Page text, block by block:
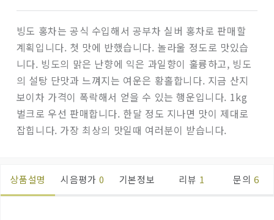
빙도 홍차는 공식 수입해서 공부차 실버 홍차로 판매할
계획입니다. 첫 맛에 반했습니다. 놀라울 정도로 맛있습
니다. 빙도의 맑은 난향에 익은 과일향이 훌륭하고, 빙도
의 설탕 단맛과 느껴지는 여운은 황홀합니다. 지금 산지
보이차 가격이 폭락해서 얻을 수 있는 행운입니다. 1kg
벌크로 우선 판매합니다. 한달 정도 지나면 맛이 제대로
잡힙니다. 가장 최상의 맛일때 여러분이 받습니다.
상품설명 시음평가 0 기본정보 리뷰 1 문의 6